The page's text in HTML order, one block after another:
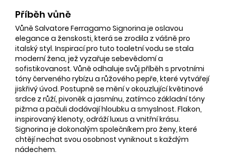
Příběh vůně
Vůně Salvatore Ferragamo Signorina je oslavou
elegance a ženskosti, která se zrodila z vášně pro
italský styl. Inspirací pro tuto toaletní vodu se stala
moderní žena, jež vyzařuje sebevědomí a
sofistikovanost. Vůně odhaluje svůj příběh s prvotními
tóny červeného rybízu a růžového pepře, které vytvářejí
jiskřivý úvod. Postupně se mění v okouzlující květinové
srdce z růží, pivoněk a jasmínu, zatímco základní tóny
pižma a pačuli dodávají hloubku a smyslnost. Flakon,
inspirovaný klenoty, odráží luxus a vnitřní krásu.
Signorina je dokonalým společníkem pro ženy, které
chtějí nechat svou osobnost vyniknout s každým
nádechem.